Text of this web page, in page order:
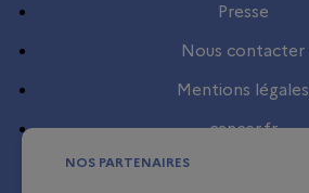
NOS PARTENAIRES
Presse
Nous contacter
Mentions légales
cancer.fr